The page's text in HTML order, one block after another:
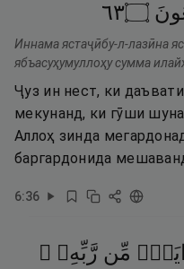
۝٣٦
Иннама ястаҷӣбу-л-лазӣна
ябъасуҳумуллоҳу сумма
Ҷуз ин нест, ки
мекунанд, ки гӯши
Аллоҳ зинда
баргардонида
6:36
مِّن رَّبِّهِۦ ۚ